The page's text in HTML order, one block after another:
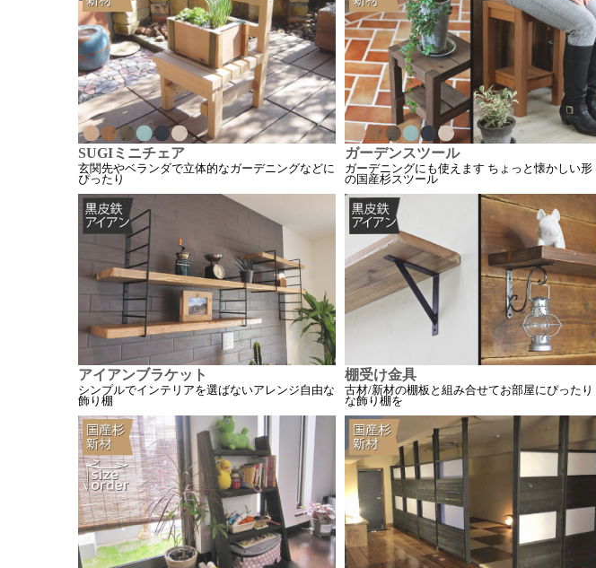
SUGIミニチェア
玄関先やベランダで立体的なガーデニングなどに
ぴったり
ガーデンスツール
ガーデニングにも使えます ちょっと懐かしい形
の国産杉スツール
アイアンブラケット
シンプルでインテリアを選ばないアレンジ自由な
飾り棚
棚受け金具
古材/新材の棚板と組み合せてお部屋にぴったり
な飾り棚を